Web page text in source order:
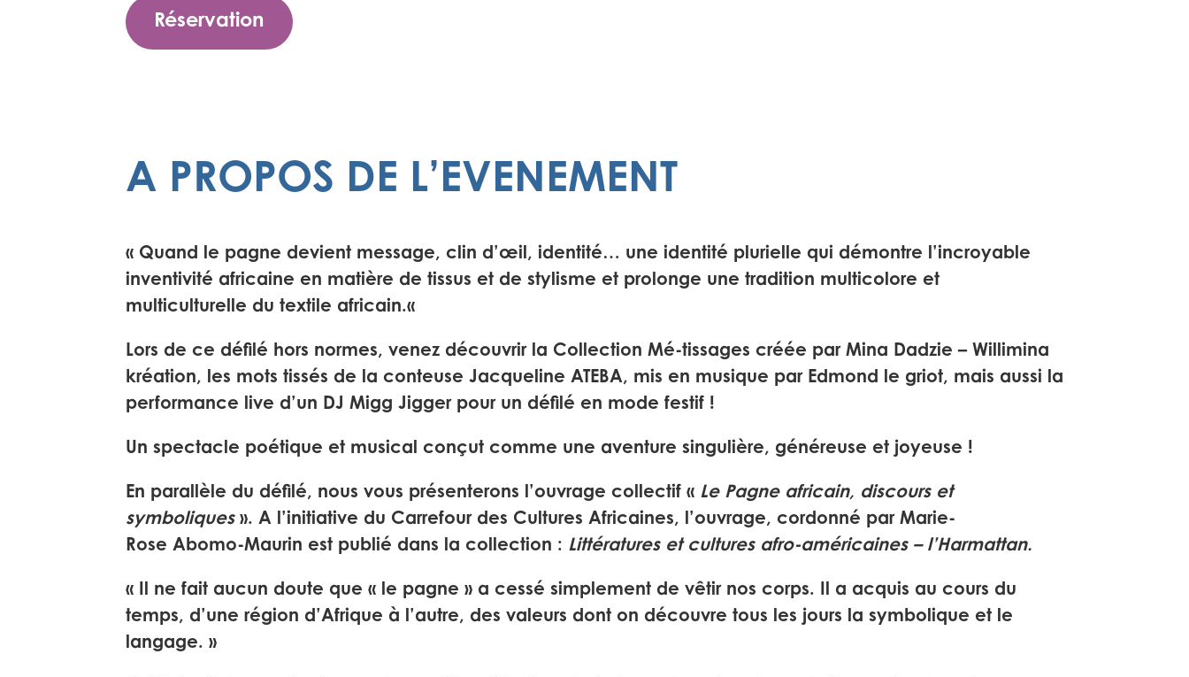
Réservation
A PROPOS DE L’EVENEMENT
« Quand le pagne devient message, clin d’œil, identité… une identité plurielle qui démontre l’incroyable
inventivité africaine en matière de tissus et de stylisme et prolonge une tradition multicolore et
multiculturelle du textile africain.«
Lors de ce défilé hors normes, venez découvrir la Collection Mé-tissages créée par Mina Dadzie – Willimina
kréation, les mots tissés de la conteuse Jacqueline ATEBA, mis en musique par Edmond le griot, mais aussi la
performance live d’un DJ Migg Jigger pour un défilé en mode festif !
Un spectacle poétique et musical conçut comme une aventure singulière, généreuse et joyeuse !
En parallèle du défilé, nous vous présenterons l’ouvrage collectif « Le Pagne africain, discours et
symboliques». A l’initiative du Carrefour des Cultures Africaines, l’ouvrage, cordonné par Marie-
Rose Abomo-Maurin est publié dans la collection : Littératures et cultures afro-américaines – l’Harmattan.
« Il ne fait aucun doute que « le pagne » a cessé simplement de vêtir nos corps. Il a acquis au cours du
temps, d’une région d’Afrique à l’autre, des valeurs dont on découvre tous les jours la symbolique et le
langage. »